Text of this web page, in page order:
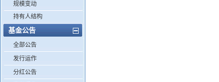
规模变动
持有人结构
基金公告
全部公告
发行运作
分红公告